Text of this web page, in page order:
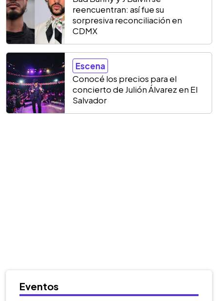
reencuentran: así fue su
sorpresiva reconciliación en
CDMX
Escena
Conocé los precios para el
concierto de Julión Álvarez en El
Salvador
Eventos